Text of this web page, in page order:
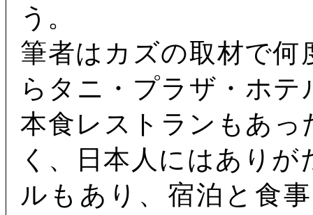
う。
筆者はカズの取材で何
らタニ・プラザ・ホ
本食レストランもあっ
く、日本人にはあり
ルもあり、宿泊と食